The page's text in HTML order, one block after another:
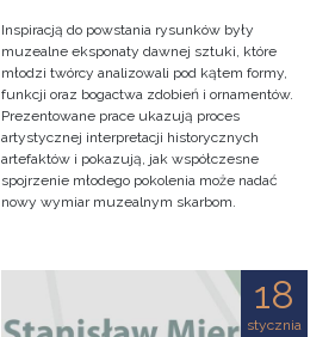
Inspiracją do powstania rysunków były
muzealne eksponaty dawnej sztuki, które
młodzi twórcy analizowali pod kątem formy,
funkcji oraz bogactwa zdobień i ornamentów.
Prezentowane prace ukazują proces
artystycznej interpretacji historycznych
artefaktów i pokazują, jak współczesne
spojrzenie młodego pokolenia może nadać
nowy wymiar muzealnym skarbom.
18
stycznia